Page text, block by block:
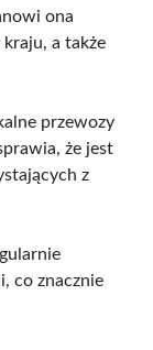
ona
kraju, a także
przewozy
że jest
z
co znacznie